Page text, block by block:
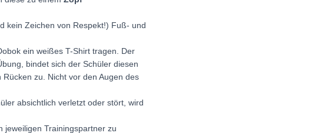
kein Zeichen von Respekt!) Fuß- und
ein weißes T-Shirt tragen. Der
bindet sich der Schüler diesen
zu. Nicht vor den Augen des
absichtlich verletzt oder stört, wird
jeweiligen Trainingspartner zu